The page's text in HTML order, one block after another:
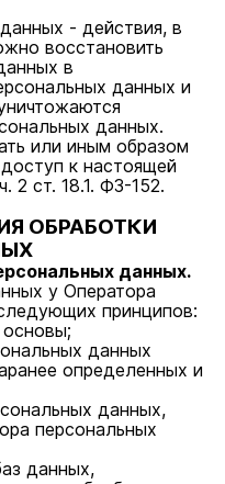
- действия, в
восстановить
в
данных и
данных.
или иным образом
к настоящей
2 ст. 18.1. ФЗ-152.
ОБРАБОТКИ
данных.
у Оператора
принципов:
данных
определенных и
данных,
персональных
данных,